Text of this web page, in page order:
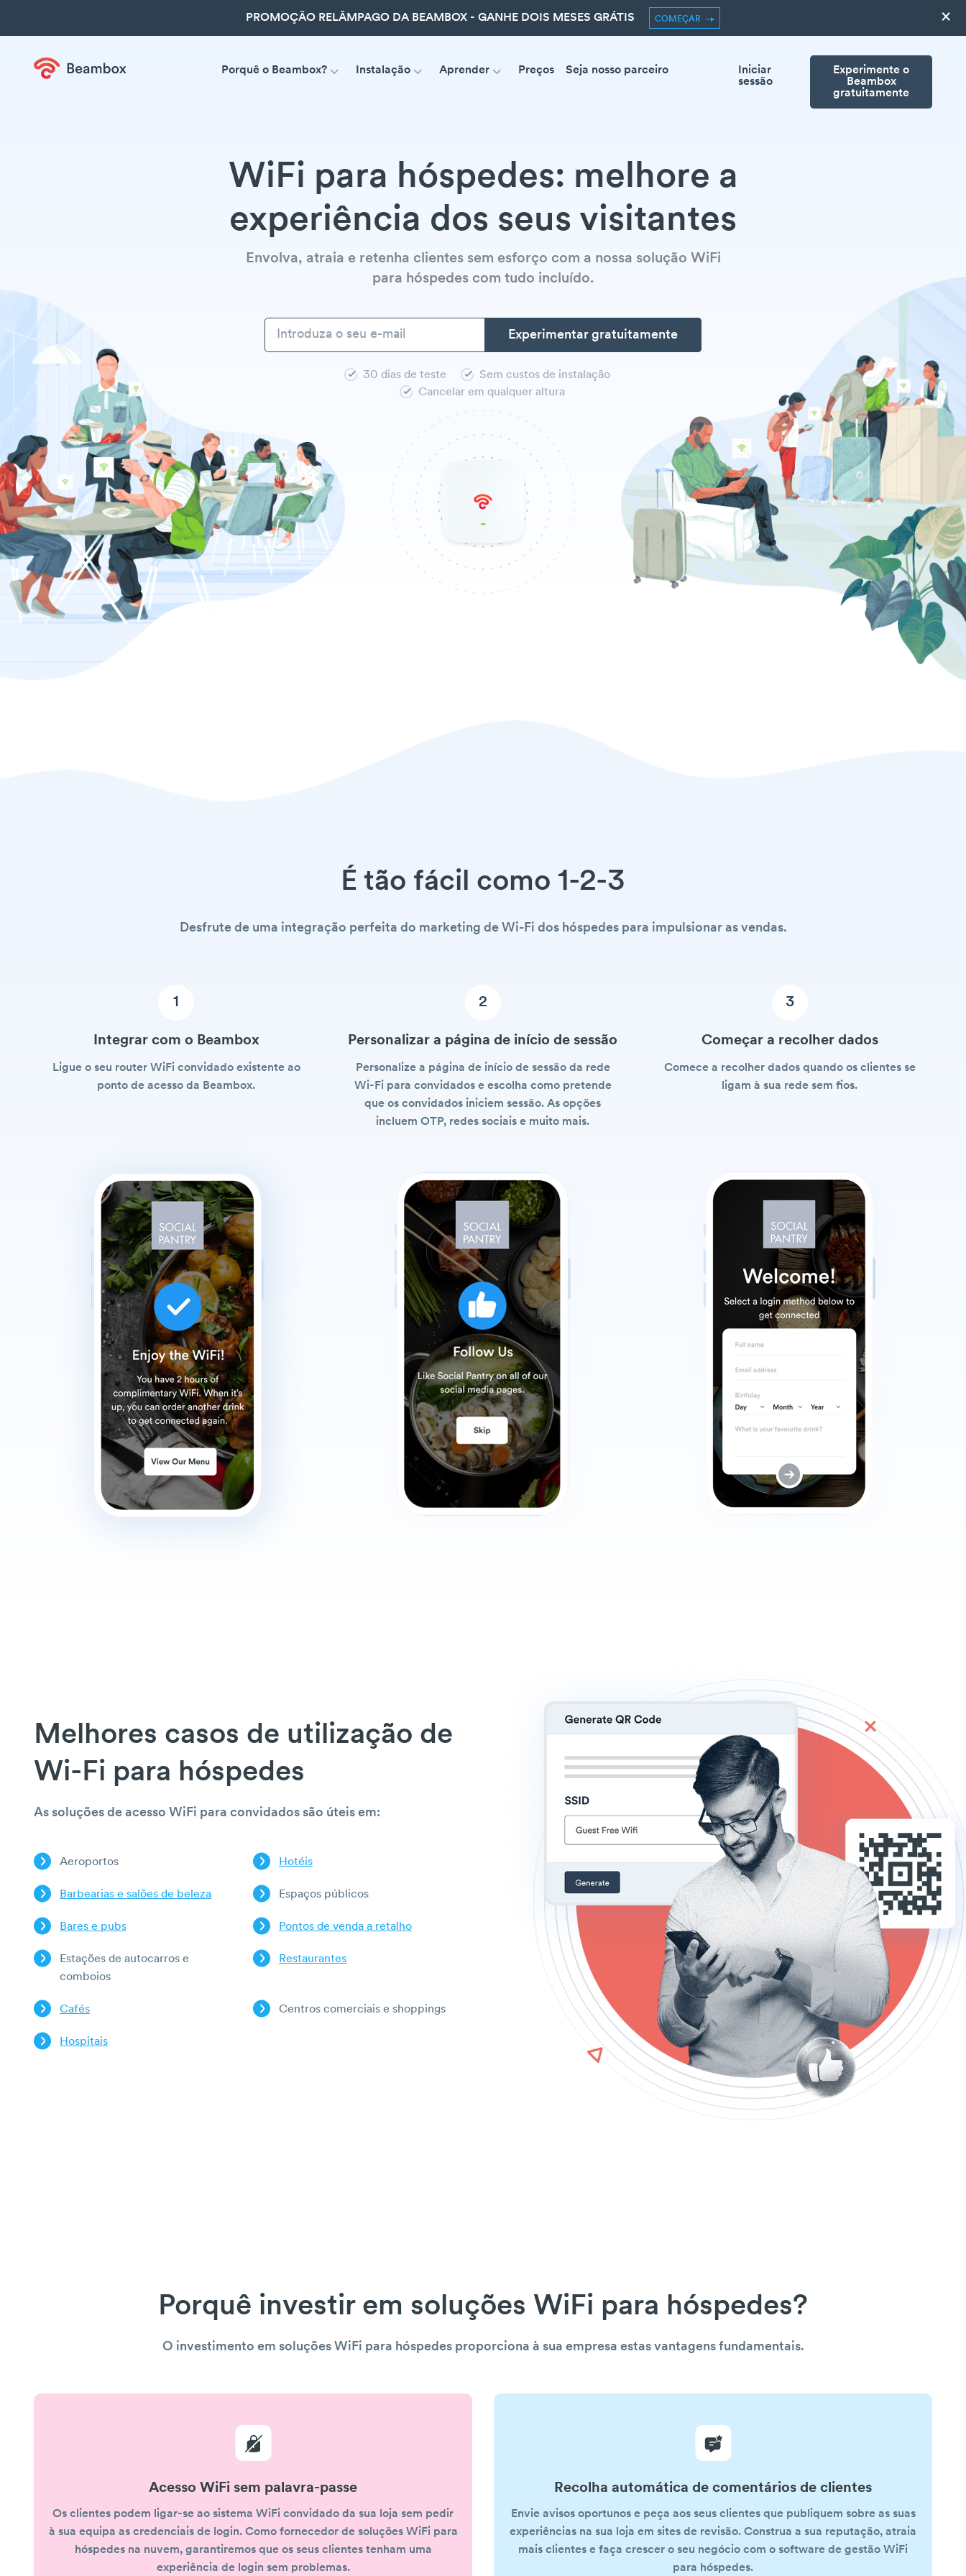
PROMOÇÃO RELÂMPAGO DA BEAMBOX - GANHE DOIS MESES GRÁTIS COMEÇAR ×
Porquê o Beambox? Instalação Aprender Preços Seja nosso parceiro
Experimente o
Beambox
gratuitamente
Iniciar
sessão
WiFi para hóspedes: melhore a
experiência dos seus visitantes
Envolva, atraia e retenha clientes sem esforço com a nossa solução WiFi
para hóspedes com tudo incluído.
30 dias de teste
Sem custos de instalação
Cancelar em qualquer altura
É tão fácil como 1-2-3
Desfrute de uma integração perfeita do marketing de Wi-Fi dos hóspedes para impulsionar as vendas.
1
Integrar com o Beambox
Ligue o seu router WiFi convidado existente ao
ponto de acesso da Beambox.
2
Personalizar a página de início de sessão
Personalize a página de início de sessão da rede
Wi-Fi para convidados e escolha como pretende
que os convidados iniciem sessão. As opções
incluem OTP, redes sociais e muito mais.
3
Começar a recolher dados
Comece a recolher dados quando os clientes se
ligam à sua rede sem fios.
Melhores casos de utilização de
Wi-Fi para hóspedes
As soluções de acesso WiFi para convidados são úteis em:
Aeroportos Hotéis
Barbearias e salões de beleza Espaços públicos
Bares e pubs Pontos de venda a retalho
Estações de autocarros e
comboios
Restaurantes
Cafés Centros comerciais e shoppings
Hospitais
Porquê investir em soluções WiFi para hóspedes?
O investimento em soluções WiFi para hóspedes proporciona à sua empresa estas vantagens fundamentais.
Acesso WiFi sem palavra-passe
Os clientes podem ligar-se ao sistema WiFi convidado da sua loja sem pedir
à sua equipa as credenciais de login. Como fornecedor de soluções WiFi para
hóspedes na nuvem, garantiremos que os seus clientes tenham uma
experiência de login sem problemas.
Recolha automática de comentários de clientes
Envie avisos oportunos e peça aos seus clientes que publiquem sobre as suas
experiências na sua loja em sites de revisão. Construa a sua reputação, atraia
mais clientes e faça crescer o seu negócio com o software de gestão WiFi
para hóspedes.